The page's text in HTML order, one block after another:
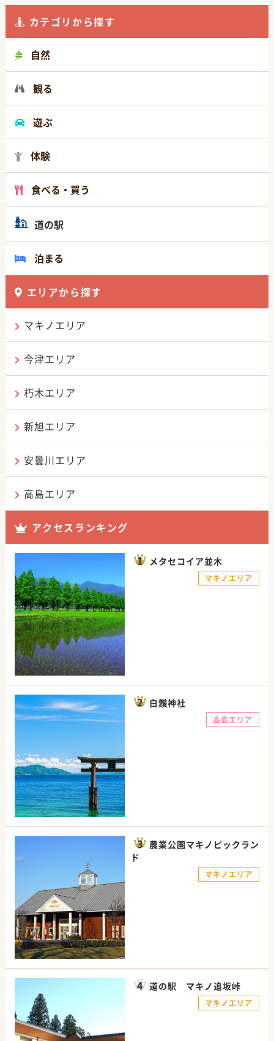
カテゴリから探す
自然
観る
遊ぶ
体験
食べる・買う
道の駅
泊まる
エリアから探す
マキノエリア
今津エリア
朽木エリア
新旭エリア
安曇川エリア
高島エリア
アクセスランキング
メタセコイア並木
マキノエリア
白鬚神社
高島エリア
農業公園マキノピックラン
ド
マキノエリア
道の駅 マキノ追坂峠
マキノエリア